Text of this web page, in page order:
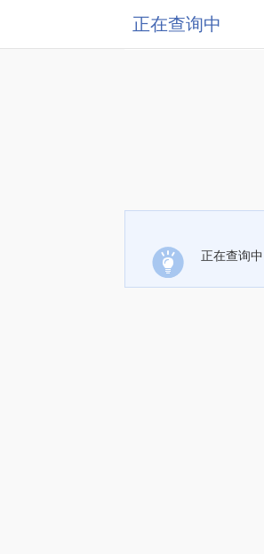
正在查询中
正在查询